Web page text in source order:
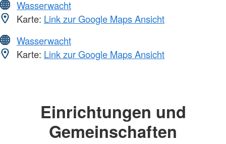
Wasserwacht
Karte: Link zur Google Maps Ansicht
Wasserwacht
Karte: Link zur Google Maps Ansicht
Einrichtungen und
Gemeinschaften